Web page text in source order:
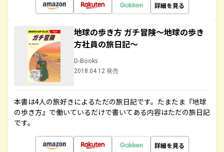
詳細を見る
地球の歩き方 ガチ冒険～地球の歩き
方社員の旅日記～
D-Books
2018.04.12 発売
本書は4人の旅好きによるただの旅日記です。たまたま『地球
の歩き方』で働いているだけで書いてある内容はただの旅日記
です。
詳細を見る